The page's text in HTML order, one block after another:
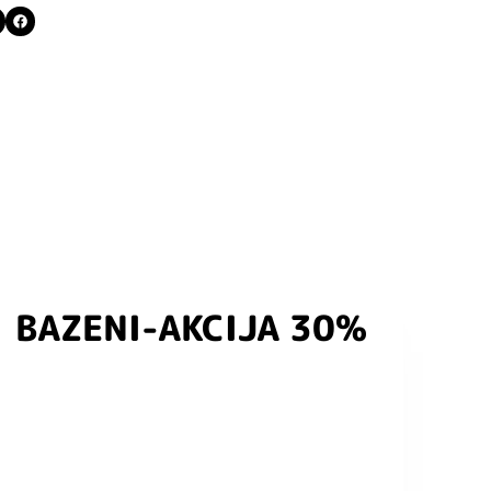
BAZENI-AKCIJA 30%